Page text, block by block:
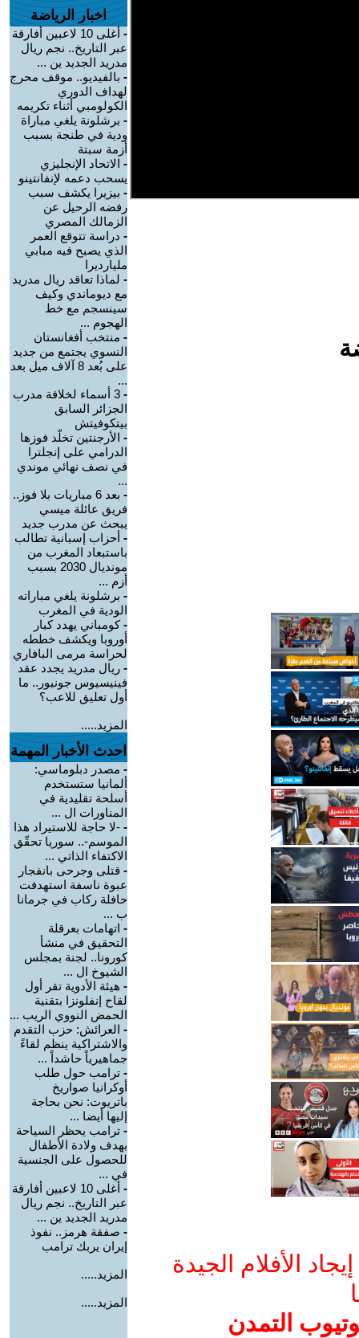
الأفلام الجيدة
التمدن
اخبار الرياضة
-
أغلى 10 لاعبين أفارقة
عبر التاريخ.. نجم ريال
مدريد الجديد ين ...
- بالفيديو.. موقف محرج
لهداف الدوري
الكولومبي أثناء تكريمه
- برشلونة يلغي مباراة
ودية في طنجة بسبب
أزمة سبتة
- الاتحاد الإنجليزي
يسحب دعمه لإنفانتينو
- بيزيرا يكشف سبب
رفضه الرحيل عن
الزمالك المصري
- دراسة تتوقع العمر
الذي يصبح فيه مبابي
مليارديرا
- لماذا تعاقد ريال مدريد
مع ديوماندي وكيف
سينسجم مع خط
الهجوم ...
- منتخب أفغانستان
النسوي يجتمع من جديد
على بُعد 8 آلاف ميل بعد
...
-
3 أسماء لخلافة مدرب
الجزائر السابق
بيتكوفيتش
- الأرجنتين تخلّد فوزها
الدرامي على إنجلترا
في نصف نهائي موندي
...
-
بعد 6 مباريات بلا فوز..
فريق عائلة ميسي
يبحث عن مدرب جديد
- أحزاب إسبانية تطالب
باستبعاد المغرب من
مونديال 2030 بسبب
أزم ...
- برشلونة يلغي مباراته
الودية في المغرب
-كومباني يهدد كبار
أوروبا ويكشف خططه
لحراسة مرمى البافاري
- ريال مدريد يجدد عقد
فينيسيوس جونيور.. ما
أول تعليق للاعب؟
المزيد.....
احدث الأخبار المهمة
- مصدر دبلوماسي:
ألمانيا ستستخدم
أسلحة تقليدية في
المناورات ال ...
- -لا حاجة للاستيراد هذا
الموسم-.. سوريا تحقّق
الاكتفاء الذاتي ...
- قتلى وجرحى بانفجار
عبوة ناسفة استهدفت
حافلة ركاب في جرمانا
ب ...
- اتهامات بعرقلة
التحقيق في منشأ
كورونا.. لجنة بمجلس
الشيوخ ال ...
- هيئة الأدوية تقر أول
لقاح إنفلونزا بتقنية
الحمض النووي الريب ...
- العرائش: حزب التقدم
والاشتراكية ينظم لقاءً
جماهيرياً حاشداً ...
- ترامب حول طلب
أوكرانيا صواريخ
باتريوت: نحن بحاجة
إليها أيضا ...
- ترامب يحظر السياحة
بهدف ولادة الأطفال
للحصول على الجنسية
في ...
-
أغلى 10 لاعبين أفارقة
عبر التاريخ.. نجم ريال
مدريد الجديد ين ...
- صفقة هرمز.. نفوذ
إيران يربك ترامب
المزيد.....
المزيد.....